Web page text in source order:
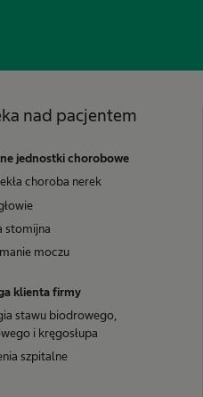
nad pacjentem
jednostki chorobowe
choroba nerek
stomijna
moczu
klienta firmy
stawu biodrowego,
i kręgosłupa
szpitalne